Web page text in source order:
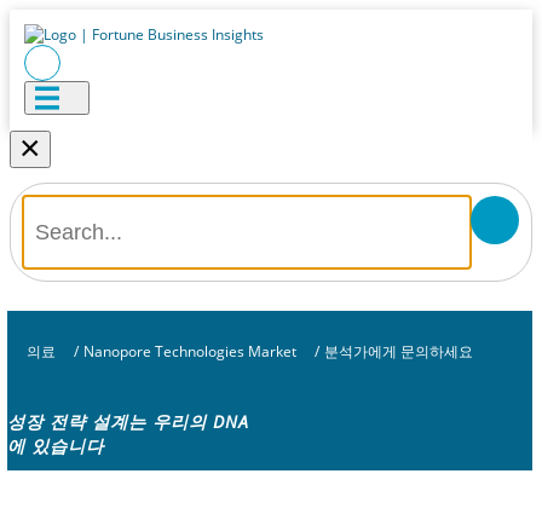
×
의료 / Nanopore Technologies Market / 분석가에게 문의하세요
성장 전략 설계는 우리의 DNA
에 있습니다